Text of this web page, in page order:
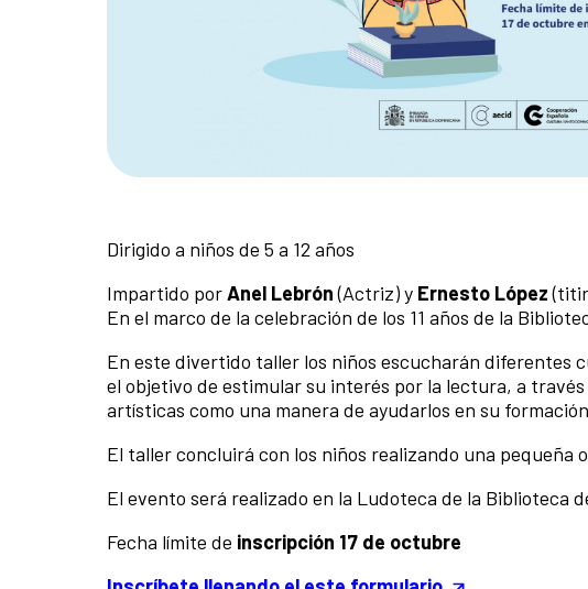
Dirigido a niños de 5 a 12 años
Impartido porAnel Lebrón(Actriz) y Ernesto López
En el marco de la celebración de los 11 años de la
En este divertido taller los niños escucharán diferentes
el objetivo de estimular su interés por la lectura, a
artísticas como una manera de ayudarlos en su
El taller concluirá con los niños realizando una pequeña
El evento será realizado en la Ludoteca de la Biblioteca
Fecha límite de inscripción 17 de octubre